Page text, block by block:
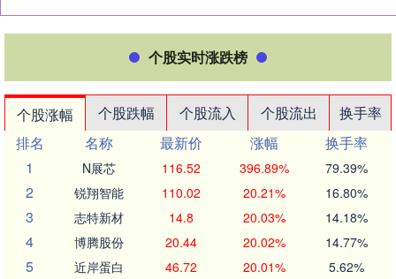
个股实时涨跌榜
个股涨幅 个股跌幅 个股流入 个股流出
换手率
排名
名称 最新价 涨幅
换手率
1
N展芯 116.52 396.89% 79.39%
2 锐翔智能 110.02 20.21% 16.80%
3 志特新材 14.8 20.03% 14.18%
4 博腾股份 20.44 20.02% 14.77%
5 近岸蛋白 46.72 20.01% 5.62%